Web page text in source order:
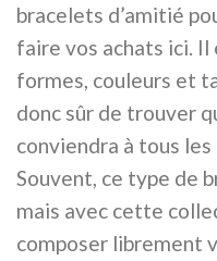
bracelets d’amitié
faire vos achats ici.
formes, couleurs et
donc sûr de trouver
conviendra à tous
Souvent, ce type de
mais avec cette
composer librement